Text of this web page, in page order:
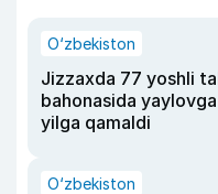
O‘zbekiston
Jizzaxda 77 yoshli
bahonasida
yilga qamaldi
O‘zbekiston